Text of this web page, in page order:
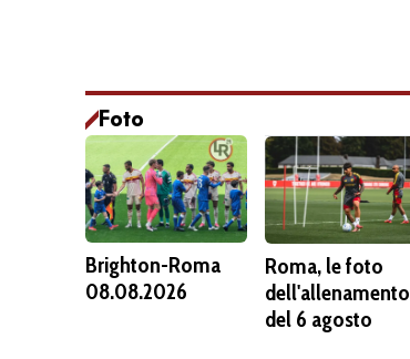
Foto
Brighton-Roma
08.08.2026
Roma, le foto
dell'allenamento
del 6 agosto